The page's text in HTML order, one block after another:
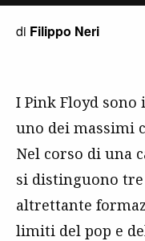
di Filippo Neri
I Pink Floyd
uno dei massimi
Nel corso di una
si distinguono
altrettante
limiti del pop e